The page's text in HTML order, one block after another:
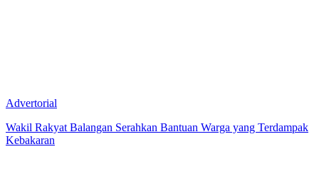
Advertorial
Wakil Rakyat Balangan Serahkan Bantuan Warga yang Terdampak
Kebakaran